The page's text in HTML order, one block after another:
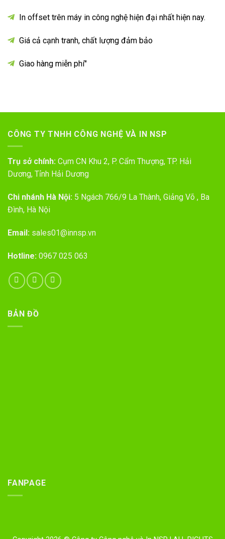
In offset trên máy in công nghệ hiện đại nhất hiện nay.
Giá cả cạnh tranh, chất lượng đảm bảo
Giao hàng miễn phí"
CÔNG TY TNHH CÔNG NGHỆ VÀ IN NSP
Trụ sở chính: Cụm CN Khu 2, P. Cẩm Thượng, TP. Hải
Dương, Tỉnh Hải Dương
Chi nhánh Hà Nội: 5 Ngách 766/9 La Thành, Giảng Võ , Ba
Đình, Hà Nội
Email: sales01@innsp.vn
Hotline: 0967 025 063
BẢN ĐỒ
FANPAGE